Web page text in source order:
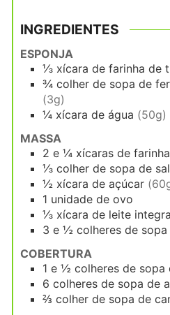
INGREDIENTES
ESPONJA
⅓ xícara de farinha de
¾ colher de sopa de
(3g)
¼ xícara de água (50g)
MASSA
2 e ¼ xícaras de
⅓ colher de sopa de sal
½ xícara de açúcar
1 unidade de ovo
⅓ xícara de leite
3 e ½ colheres de sopa
COBERTURA
1 e ½ colheres de sopa
6 colheres de sopa de
⅔ colher de sopa de